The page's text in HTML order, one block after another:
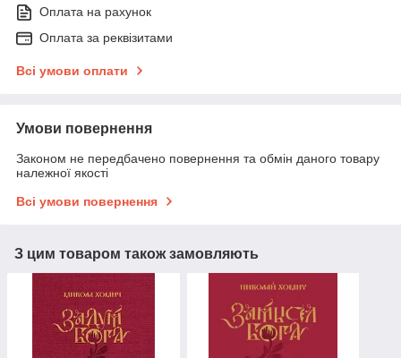
Оплата на рахунок
Оплата за реквізитами
Всі умови оплати
Умови повернення
Законом не передбачено повернення та обмін даного товару
належної якості
Всі умови повернення
З цим товаром також замовляють